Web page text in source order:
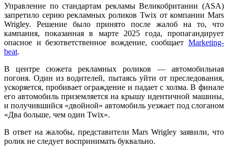
Управление по стандартам рекламы Великобритании (ASA)
запретило серию рекламных роликов Twix от компании Mars
Wrigley. Решение было принято после жалоб на то, что
кампания, показанная в марте 2025 года, пропагандирует
опасное и безответственное вождение, сообщает Marketing-
beat.
В центре сюжета рекламных роликов — автомобильная
погоня. Один из водителей, пытаясь уйти от преследования,
ускоряется, пробивает ограждение и падает с холма. В финале
его автомобиль приземляется на крышу идентичной машины,
и получившийся «двойной» автомобиль уезжает под слоганом
«Два больше, чем один Twix».
В ответ на жалобы, представители Mars Wrigley заявили, что
ролик не следует воспринимать буквально.